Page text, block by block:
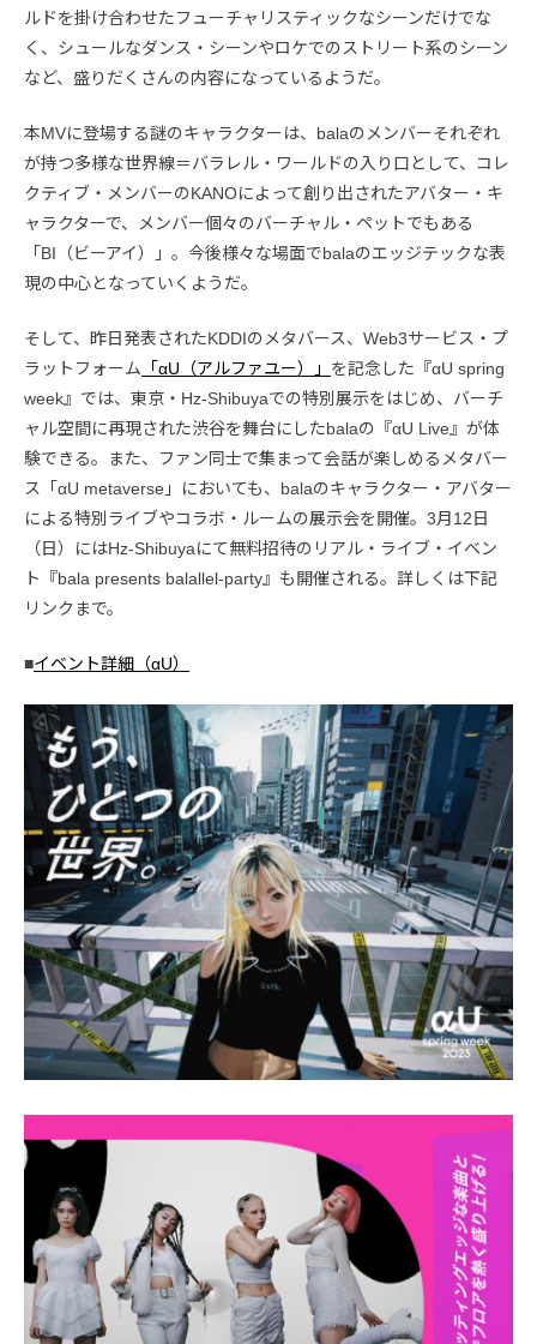
ルドを掛け合わせたフューチャリスティックなシーンだけでな
く、シュールなダンス・シーンやロケでのストリート系のシーン
など、盛りだくさんの内容になっているようだ。
本MVに登場する謎のキャラクターは、balaのメンバーそれぞれ
が持つ多様な世界線＝バラレル・ワールドの入り口として、コレ
クティブ・メンバーのKANOによって創り出されたアバター・キ
ャラクターで、メンバー個々のバーチャル・ペットでもある
「BI（ビーアイ）」。今後様々な場面でbalaのエッジテックな表
現の中心となっていくようだ。
そして、昨日発表されたKDDIのメタバース、Web3サービス・プ
ラットフォーム 「αU（アルファユー）」 を記念した『αU spring
week』では、東京・Hz-Shibuyaでの特別展示をはじめ、バーチ
ャル空間に再現された渋谷を舞台にしたbalaの『αU Live』が体
験できる。また、ファン同士で集まって会話が楽しめるメタバー
ス「αU metaverse」においても、balaのキャラクター・アバター
による特別ライブやコラボ・ルームの展示会を開催。3月12日
（日）にはHz-Shibuyaにて無料招待のリアル・ライブ・イベン
ト『bala presents balallel-party』も開催される。詳しくは下記
リンクまで。
■イベント詳細（αU）